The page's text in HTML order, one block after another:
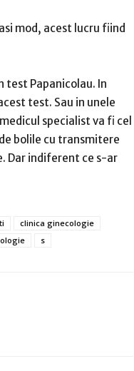
mod, acest lucru fiind
test Papanicolau. In
test. Sau in unele
specialist va fi cel
bolile cu transmitere
Dar indiferent ce s-ar
clinica ginecologie
s